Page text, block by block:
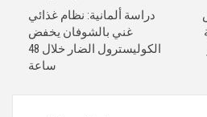
دراسة ألمانية: نظام غذائي
غني بالشوفان يخفض
الكوليسترول الضار خلال 48
ساعة